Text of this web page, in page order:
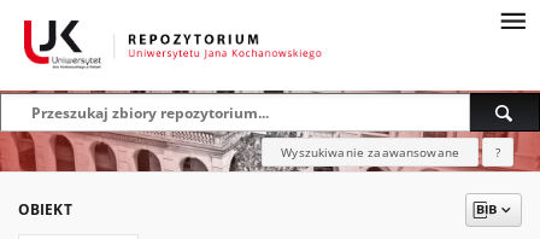
Wyszukiwanie zaawansowane ?
OBIEKT